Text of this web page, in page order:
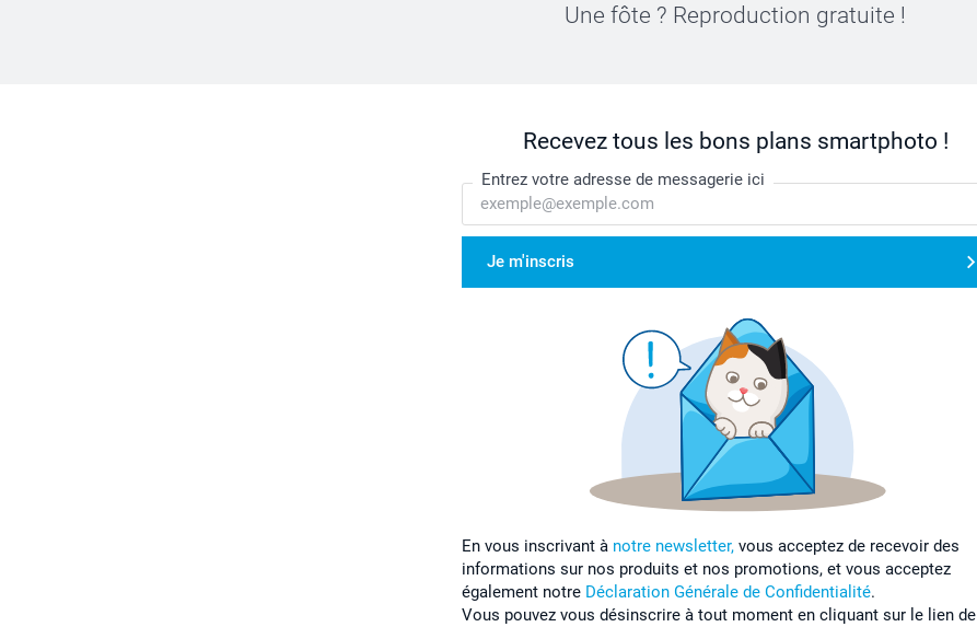
Une fôte ? Reproduction gratuite !
Recevez tous les bons plans smartphoto !
Entrez votre adresse de messagerie ici
Je m'inscris
En vous inscrivant à notre newsletter, vous acceptez de recevoir des
informations sur nos produits et nos promotions, et vous acceptez
également notre Déclaration Générale de Confidentialité.
Vous pouvez vous désinscrire à tout moment en cliquant sur le lien de